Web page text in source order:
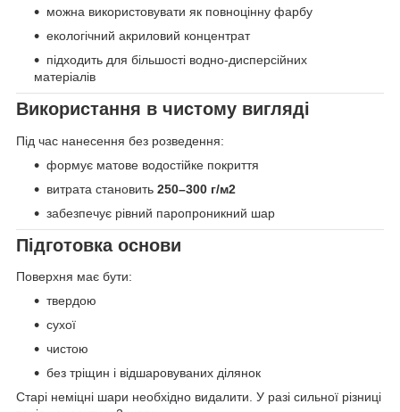
можна використовувати як повноцінну фарбу
екологічний акриловий концентрат
підходить для більшості водно-дисперсійних
матеріалів
Використання в чистому вигляді
Під час нанесення без розведення:
формує матове водостійке покриття
витрата становить 250–300 г/м2
забезпечує рівний паропроникний шар
Підготовка основи
Поверхня має бути:
твердою
сухої
чистою
без тріщин і відшаровуваних ділянок
Старі неміцні шари необхідно видалити. У разі сильної різниці